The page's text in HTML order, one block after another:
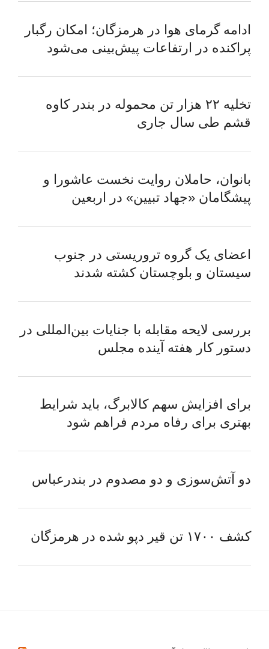
ادامه گرمای هوا در هرمزگان؛ امکان رگبار
پراکنده در ارتفاعات پیش‌بینی می‌شود
تخلیه ۲۲ هزار تن محموله در بندر کاوه
قشم طی سال جاری
بانوان، حاملان روایت نخست عاشورا و
پیشگامان «جهاد تبیین» در اربعین
اعضای یک گروه تروریستی در جنوب
سیستان و بلوچستان کشته شدند
بررسی لایحه مقابله با جنایات بین‌المللی در
دستور کار هفته آینده مجلس
برای افزایش سهم کالابرگ، باید شرایط
بهتری برای رفاه مردم فراهم شود
دو آتش‌سوزی و دو مصدوم در بندرعباس
کشف ۱۷۰۰ تن قیر دپو شده در هرمزگان